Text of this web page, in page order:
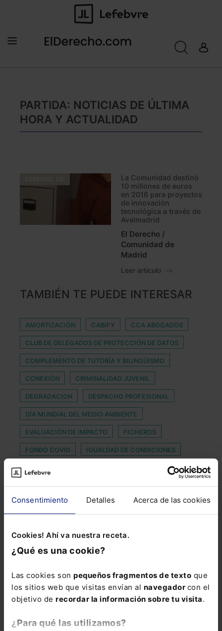
Consentimiento Detalles Acerca de las cookies
Cookies! Ahí va nuestra receta.
¿Qué es una cookie?
Las cookies son pequeños fragmentos de texto que
los sitios web que visitas envían al navegador con el
objetivo de recordar la información sobre tu visita.
¿Para qué las utilizamos?
PARTIDA: NOTICIAS DE ÚLTIMA
HORA Y ACTUALIDAD
La Comunidad destinó
10 millones de euros
en 2016 para proyectos
de innovación
tecnológica a través de
Avalmadrid
El Derecho /
Comunidad de
Madrid
Leer artículo
TAMBIÉN TE PUEDE INTERESAR
AMORTIZACIÓN CABIFY CCA ABOGADOS
CLUB DE DELEGADOS DE PROTECCIÓN DE DATOS
COMPLEMENTO DE TUTORÍA Y BILINGÜISMO
CONEXIÓN CRIMINALIDAD JUVENIL
DEGRADACION DESPACHO PROFESIONAL
DÍA MUNDIAL DEL MEDIO AMBIENTE
EVALUACIÓN DE IMPACTO FICHEROS
FONDO COVID IGUALDAD DE CONDICIONES
INTERNACIONALIZACIÓN DE EMPRESAS
LEGAL SHAKE LEY DE MEMORIA HISTÓRICA
REGULACIÓN TEMPORAL DE EMPLEO
RESPONSABILIDADES SELECCIÓN DE PERSONAL
SISTEMA ENERGÉTICO SOLUCIONES LEGALES